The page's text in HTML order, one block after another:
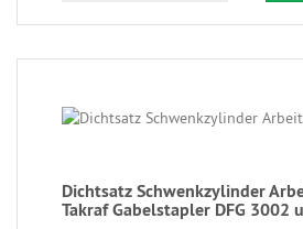
Dichtsatz Schwenkzylinder
Takraf Gabelstapler DFG 3002